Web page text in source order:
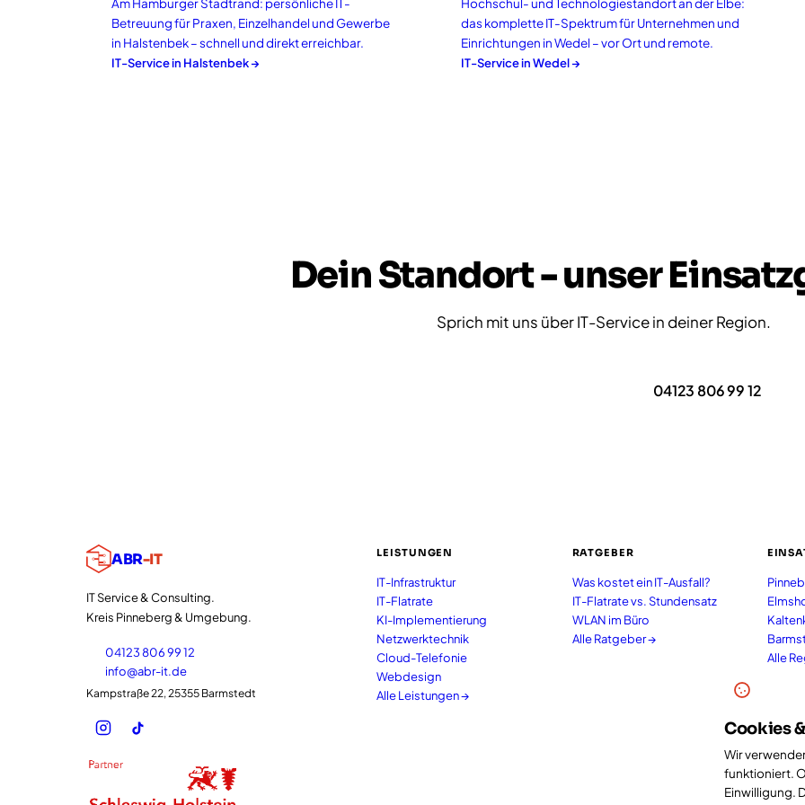
Am Hamburger Stadtrand: persönliche IT-
Betreuung für Praxen, Einzelhandel und Gewerbe
in Halstenbek – schnell und direkt erreichbar.
IT-Service in Halstenbek→
Hochschul- und Technologiestandort an der Elbe:
das komplette IT-Spektrum für Unternehmen und
Einrichtungen in Wedel – vor Ort und remote.
IT-Service inWedel→
Dein Standort - unser
Sprich mit uns über IT-Service in deiner Region.
04123 806 99 12
ABR-IT
IT Service & Consulting.
Kreis Pinneberg & Umgebung.
04123 806 99 12
info@abr-it.de
Kampstraße 22, 25355 Barmstedt
LEISTUNGEN
IT-Infrastruktur
IT-Flatrate
KI-Implementierung
Netzwerktechnik
Cloud-Telefonie
Webdesign
Alle Leistungen →
RATGEBER
Was kostet ein IT-Ausfall?
IT-Flatrate vs. Stundensatz
WLAN im Büro
Alle Ratgeber →
Alle
Cookies
Wir
funktioniert.
Einwilligung.